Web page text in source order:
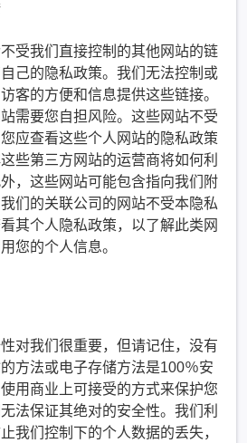
受我们直接控制的其他网站的链
己的隐私政策。我们无法控制或
客的方便和信息提供这些链接。
需要您自担风险。这些网站不受
应查看这些个人网站的隐私政策
些第三方网站的运营商将如何利
，这些网站可能包含指向我们附
们的关联公司的网站不受本隐私
其个人隐私政策，以了解此类网
您的个人信息。
对我们很重要，但请记住，没有
方法或电子存储方法是100％安
用商业上可接受的方式来保护您
法保证其绝对的安全性。我们利
我们控制下的个人数据的丢失，